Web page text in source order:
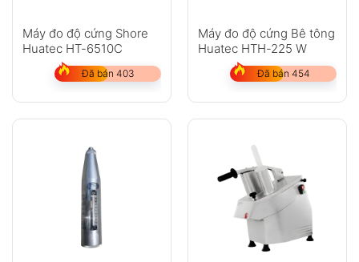
Máy đo độ cứng Shore
Huatec HT-6510C
Đã bán 403
Máy đo độ cứng Bê tông
Huatec HTH-225 W
Đã bán 454